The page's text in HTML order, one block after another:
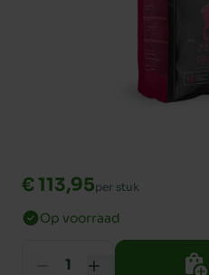
€ 113,95per stuk
Op voorraad